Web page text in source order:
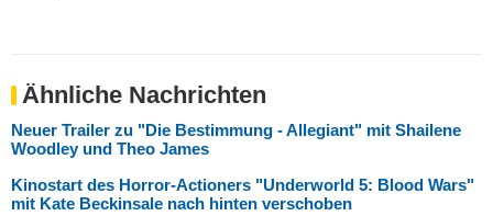
Ähnliche Nachrichten
Neuer Trailer zu "Die Bestimmung - Allegiant" mit Shailene
Woodley und Theo James
Kinostart des Horror-Actioners "Underworld 5: Blood Wars"
mit Kate Beckinsale nach hinten verschoben